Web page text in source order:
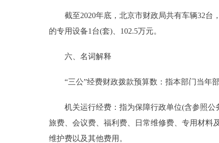
截至2020年底，北京市财政局共有车辆32台，
的专用设备1台(套)、102.5万元。
六、名词解释
“三公”经费财政拨款预算数：指本部门当年部
机关运行经费：指为保障行政单位(含参照公
旅费、会议费、福利费、日常维修费、专用材料
维护费以及其他费用。